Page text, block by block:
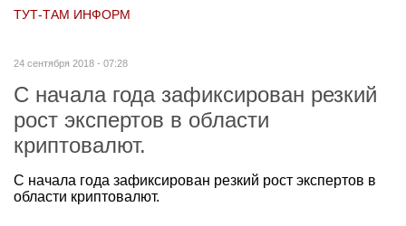
ТУТ-ТАМ ИНФОРМ
24 сентября 2018 - 07:28
С начала года зафиксирован резкий
рост экспертов в области
криптовалют.
С начала года зафиксирован резкий рост экспертов в
области криптовалют.